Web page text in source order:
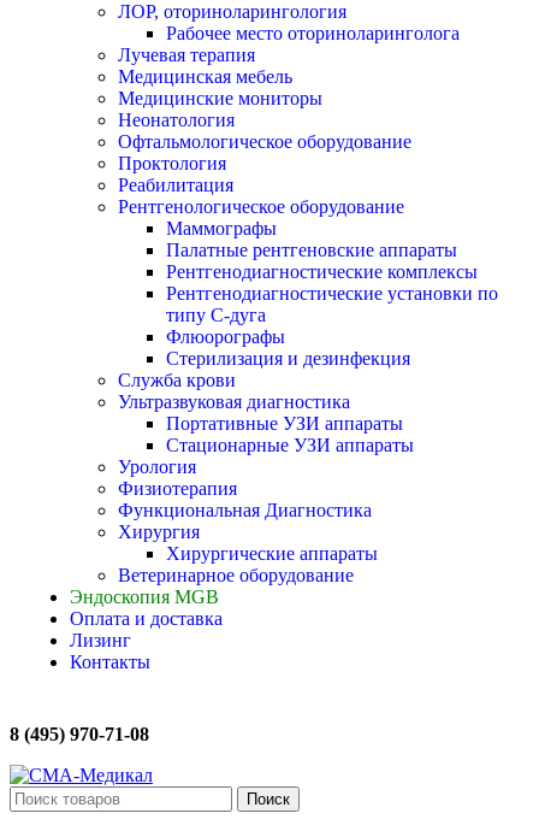
ЛОР, оториноларингология
Рабочее место оториноларинголога
Лучевая терапия
Медицинская мебель
Медицинские мониторы
Неонатология
Офтальмологическое оборудование
Проктология
Реабилитация
Рентгенологическое оборудование
Маммографы
Палатные рентгеновские аппараты
Рентгенодиагностические комплексы
Рентгенодиагностические установки по
типу С-дуга
Флюорографы
Стерилизация и дезинфекция
Служба крови
Ультразвуковая диагностика
Портативные УЗИ аппараты
Стационарные УЗИ аппараты
Урология
Физиотерапия
Функциональная Диагностика
Хирургия
Хирургические аппараты
Ветеринарное оборудование
Эндоскопия MGB
Оплата и доставка
Лизинг
Контакты
8 (495) 970-71-08
Поиск